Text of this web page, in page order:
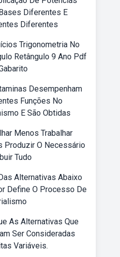
Diferentes E
Diferentes
Trigonometria No
Retângulo 9 Ano Pdf
Desempenham
Funções No
E São Obtidas
Menos Trabalhar
Produzir O Necessário
Tudo
Alternativas Abaixo
Define O Processo De
As Alternativas Que
Ser Consideradas
Variáveis.